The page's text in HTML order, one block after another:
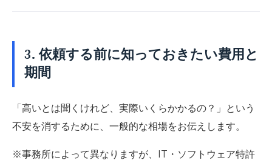
3. 依頼する前に知っておきたい費用と
期間
「高いとは聞くけれど、実際いくらかかるの？」という
不安を消するために、一般的な相場をお伝えします。
※事務所によって異なりますが、IT・ソフトウェア特許